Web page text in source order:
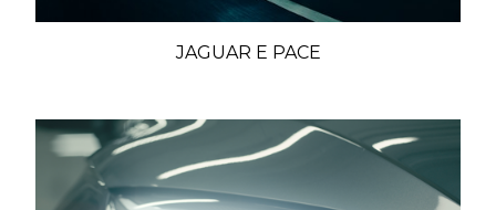
JAGUAR E PACE